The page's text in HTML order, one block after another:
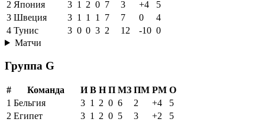
2 Япония 3 1 2 0 7 3 +4
5
3 Швеция 3 1 1 1 7 7 0
4
4 Тунис 3 0 0 3 2 12 -10 0
Матчи
Группа G
# Команда И В Н П МЗ ПМ РМ О
1 Бельгия 3 1 2 0 6 2 +4
5
2 Египет 3 1 2 0 5 3 +2
5